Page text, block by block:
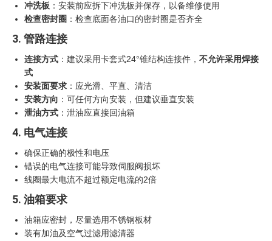
冲洗板 ：安装前应拆下冲洗板并保存，以备维修使用
检查密封圈 ：检查底面各油口的密封圈是否齐全
3. 管路连接
连接方式 ：建议采用卡套式24°锥结构连接件， 不允许采用焊接
式
安装面要求 ：应光滑、平直、清洁
安装方向 ：可任何方向安装，但建议垂直安装
泄油方式 ：泄油应直接回油箱
4. 电气连接
确保正确的极性和电压
错误的电气连接可能导致伺服阀损坏
线圈最大电流不超过额定电流的2倍
5. 油箱要求
油箱应密封，尽量选用不锈钢板材
装有加油及空气过滤用滤清器